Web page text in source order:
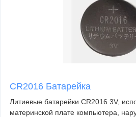
CR2016 Батарейка
Литиевые батарейки CR2016 3V,
материнской плате компьютера,